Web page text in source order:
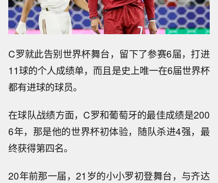
C罗就此告别世界杯舞台，留下了参赛6届，打进
11球的个人成绩单，而且是史上唯一在6届世界杯
都有进球的球员。
在球队战绩方面，C罗和葡萄牙的最佳成绩是200
6年，那是他的世界杯初体验，随队杀进4强，最
终获得第四名。
20年前那一届，21岁的小小罗初登舞台，与齐达